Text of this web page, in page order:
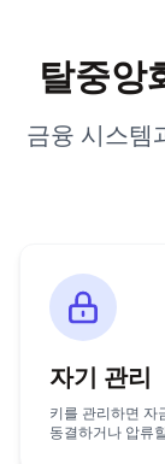
탈중앙
금융 시스템
자기 관리
키를 관리하면 자
동결하거나 압류